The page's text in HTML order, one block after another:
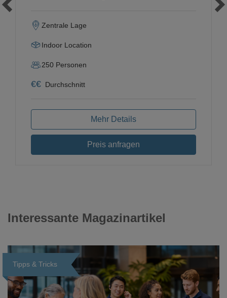
Zentrale Lage
Indoor Location
250 Personen
€€ Durchschnitt
Mehr Details
Preis anfragen
Interessante Magazinartikel
Tipps & Tricks